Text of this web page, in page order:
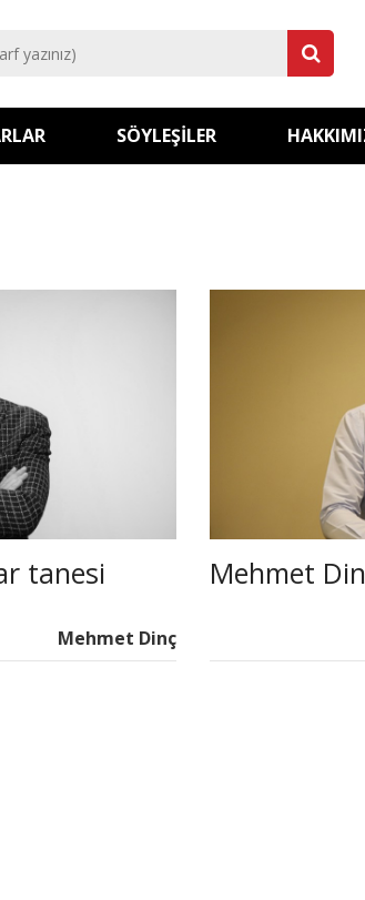
SÖYLEŞILER
tanesi
Mehmet Dinç
Mehmet